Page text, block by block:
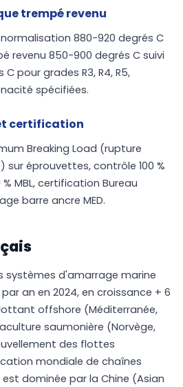
trempé revenu
880-920 degrés C
revenu 850-900 degrés C suivi
pour grades R3, R4, R5,
spécifiées.
certification
Breaking Load (rupture
sur éprouvettes, contrôle 100 %
MBL, certification Bureau
barre ancre MED.
systèmes d'amarrage marine
an en 2024, en croissance + 6
offshore (Méditerranée,
saumonière (Norvège,
des flottes
mondiale de chaînes
dominée par la Chine (Asian